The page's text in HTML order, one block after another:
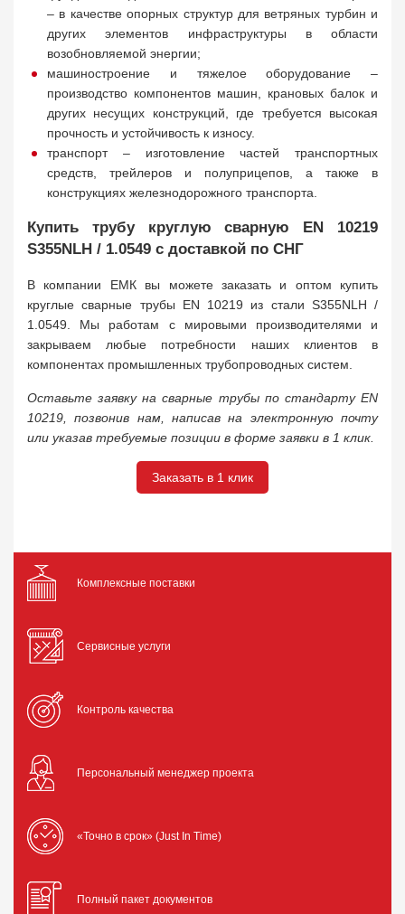
– в качестве опорных структур для ветряных турбин и
других элементов инфраструктуры в области
возобновляемой энергии;
машиностроение и тяжелое оборудование –
производство компонентов машин, крановых балок и
других несущих конструкций, где требуется высокая
прочность и устойчивость к износу.
транспорт – изготовление частей транспортных
средств, трейлеров и полуприцепов, а также в
конструкциях железнодорожного транспорта.
Купить трубу круглую сварную EN 10219
S355NLH / 1.0549 с доставкой по СНГ
В компании ЕМК вы можете заказать и оптом купить
круглые сварные трубы EN 10219 из стали S355NLH /
1.0549. Мы работам с мировыми производителями и
закрываем любые потребности наших клиентов в
компонентах промышленных трубопроводных систем.
Оставьте заявку на сварные трубы по стандарту EN
10219, позвонив нам, написав на электронную почту
или указав требуемые позиции в форме заявки в 1 клик.
Заказать в 1 клик
Комплексные поставки
Сервисные услуги
Контроль качества
Персональный менеджер проекта
«Точно в срок» (Just In Time)
Полный пакет документов